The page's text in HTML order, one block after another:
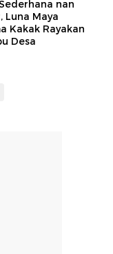
nan
Luna Maya
Kakak Rayakan
Desa